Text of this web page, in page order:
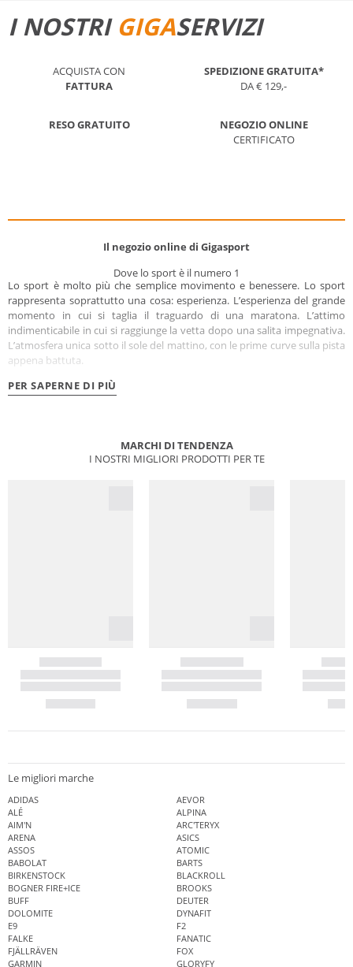
I NOSTRI GIGASERVIZI
ACQUISTA CON
FATTURA
SPEDIZIONE GRATUITA*
DA € 129,-
RESO GRATUITO
NEGOZIO ONLINE
CERTIFICATO
Il negozio online di Gigasport
Dove lo sport è il numero 1
Lo sport è molto più che semplice movimento e benessere. Lo sport
rappresenta soprattutto una cosa: esperienza. L’esperienza del grande
momento in cui si taglia il traguardo di una maratona. L’attimo
indimenticabile in cui si raggiunge la vetta dopo una salita impegnativa.
L’atmosfera unica sotto il sole del mattino, con le prime curve sulla pista
appena battuta.
PER SAPERNE DI PIÙ
MARCHI DI TENDENZA
I NOSTRI MIGLIORI PRODOTTI PER TE
Le migliori marche
ADIDAS
AEVOR
ALÉ
ALPINA
AIM'N
ARC'TERYX
ARENA
ASICS
ASSOS
ATOMIC
BABOLAT
BARTS
BIRKENSTOCK
BLACKROLL
BOGNER FIRE+ICE
BROOKS
BUFF
DEUTER
DOLOMITE
DYNAFIT
E9
F2
FALKE
FANATIC
FJÄLLRÄVEN
FOX
GARMIN
GLORYFY